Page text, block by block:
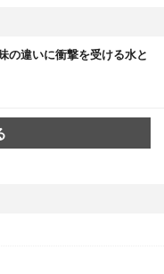
の違いに衝撃を受ける水と